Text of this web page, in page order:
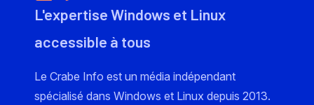
L'expertise Windows et Linux
accessible à tous
Le Crabe Info est un média indépendant
spécialisé dans Windows et Linux depuis 2013.